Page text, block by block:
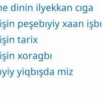
dinin ilyekkan cıga
peşebıyiy xaan işbı
tarix
xoragbı
yiqbışda miz